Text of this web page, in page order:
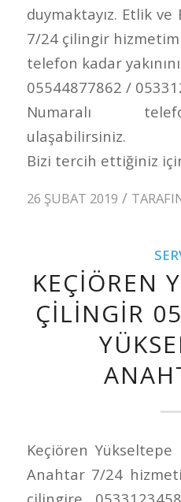
duymaktayız. Etlik
7/24 çilingir
telefon kadar
05544877862 /
Numaralı
ulaşabilirsiniz.
Bizi tercih ettiğiniz
26 ŞUBAT 2019 /
KEÇIÖREN
ÇILINGIR
Keçiören
Anahtar 7/24